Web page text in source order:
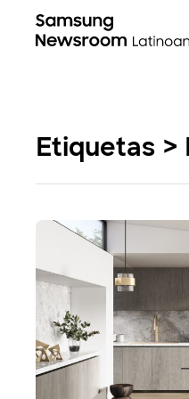
Etiquetas >